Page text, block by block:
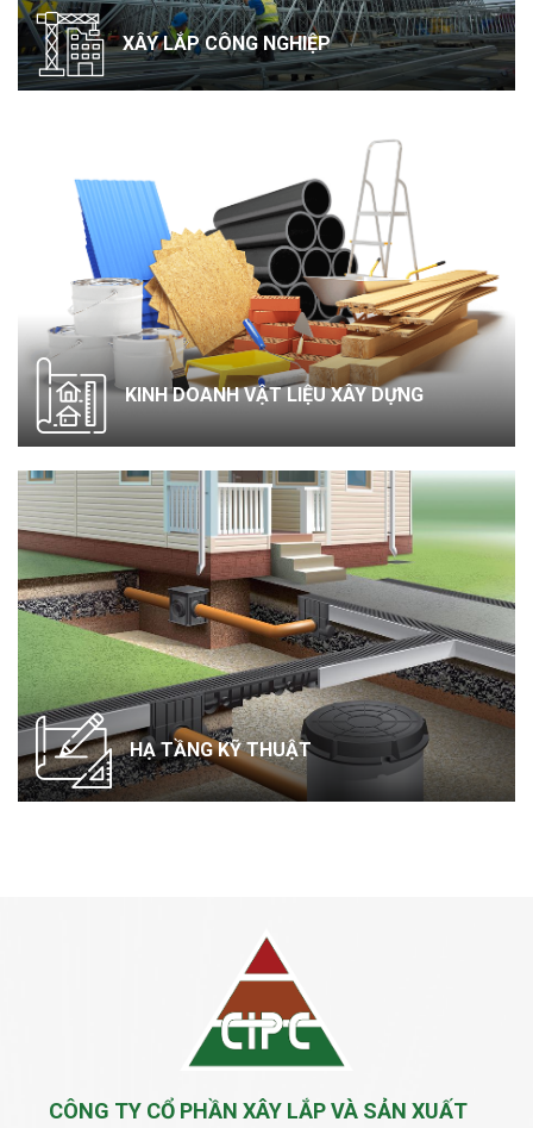
XÂY LẮP CÔNG NGHIỆP
KINH DOANH VẬT LIỆU XÂY DỰNG
HẠ TẦNG KỸ THUẬT
CÔNG TY CỔ PHẦN XÂY LẮP VÀ SẢN XUẤT